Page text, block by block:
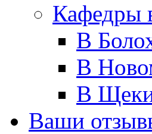
Кафедры
В
В
В
Ваши